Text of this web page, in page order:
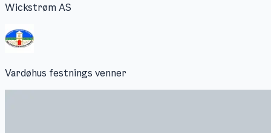
Wickstrøm AS
Vardøhus festnings venner